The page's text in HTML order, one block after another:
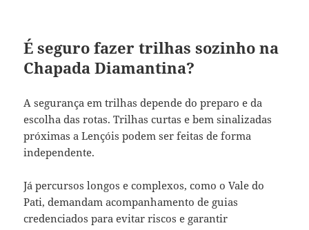
É seguro fazer trilhas sozinho na
Chapada Diamantina?
A segurança em trilhas depende do preparo e da
escolha das rotas. Trilhas curtas e bem sinalizadas
próximas a Lençóis podem ser feitas de forma
independente.
Já percursos longos e complexos, como o Vale do
Pati, demandam acompanhamento de guias
credenciados para evitar riscos e garantir